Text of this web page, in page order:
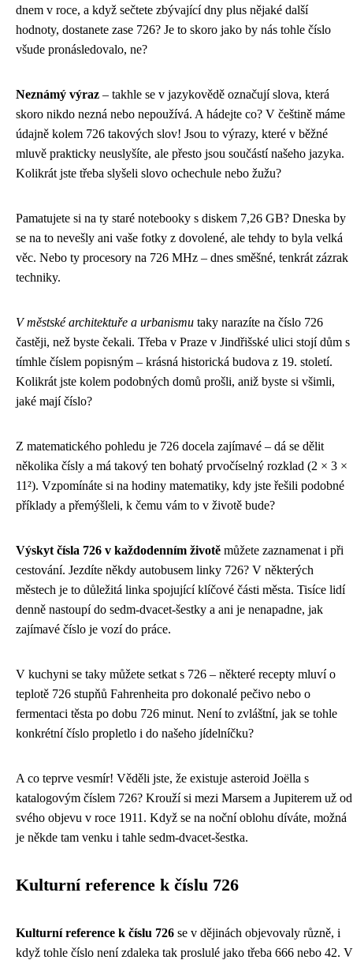
dnem v roce, a když sečtete zbývající dny plus nějaké další
hodnoty, dostanete zase 726? Je to skoro jako by nás tohle číslo
všude pronásledovalo, ne?
Neznámý výraz – takhle se v jazykovědě označují slova, která
skoro nikdo nezná nebo nepoužívá. A hádejte co? V češtině máme
údajně kolem 726 takových slov! Jsou to výrazy, které v běžné
mluvě prakticky neuslyšíte, ale přesto jsou součástí našeho jazyka.
Kolikrát jste třeba slyšeli slovo ochechule nebo žužu?
Pamatujete si na ty staré notebooky s diskem 7,26 GB? Dneska by
se na to nevešly ani vaše fotky z dovolené, ale tehdy to byla velká
věc. Nebo ty procesory na 726 MHz – dnes směšné, tenkrát zázrak
techniky.
V městské architektuře a urbanismu taky narazíte na číslo 726
častěji, než byste čekali. Třeba v Praze v Jindřišské ulici stojí dům s
tímhle číslem popisným – krásná historická budova z 19. století.
Kolikrát jste kolem podobných domů prošli, aniž byste si všimli,
jaké mají číslo?
Z matematického pohledu je 726 docela zajímavé – dá se dělit
několika čísly a má takový ten bohatý prvočíselný rozklad (2 × 3 ×
11²). Vzpomínáte si na hodiny matematiky, kdy jste řešili podobné
příklady a přemýšleli, k čemu vám to v životě bude?
Výskyt čísla 726 v každodenním životě můžete zaznamenat i při
cestování. Jezdíte někdy autobusem linky 726? V některých
městech je to důležitá linka spojující klíčové části města. Tisíce lidí
denně nastoupí do sedm-dvacet-šestky a ani je nenapadne, jak
zajímavé číslo je vozí do práce.
V kuchyni se taky můžete setkat s 726 – některé recepty mluví o
teplotě 726 stupňů Fahrenheita pro dokonalé pečivo nebo o
fermentaci těsta po dobu 726 minut. Není to zvláštní, jak se tohle
konkrétní číslo propletlo i do našeho jídelníčku?
A co teprve vesmír! Věděli jste, že existuje asteroid Joëlla s
katalogovým číslem 726? Krouží si mezi Marsem a Jupiterem už od
svého objevu v roce 1911. Když se na noční oblohu díváte, možná
je někde tam venku i tahle sedm-dvacet-šestka.
Kulturní reference k číslu 726
Kulturní reference k číslu 726 se v dějinách objevovaly různě, i
když tohle číslo není zdaleka tak proslulé jako třeba 666 nebo 42. V